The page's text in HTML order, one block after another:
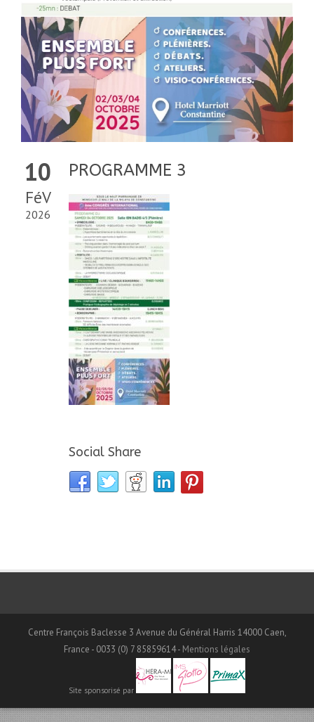
10
FéV
2026
PROGRAMME 3
Social Share
Centre François Baclesse 3 Avenue du Général Harris 14000 Caen,
France - 0033 (0) 7 85859614 - Mentions légales
Site sponsorisé par